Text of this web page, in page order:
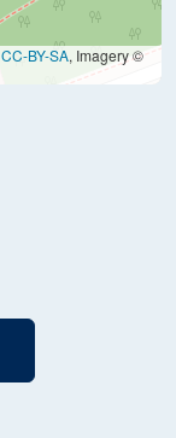
CC-BY-SA, Imagery ©